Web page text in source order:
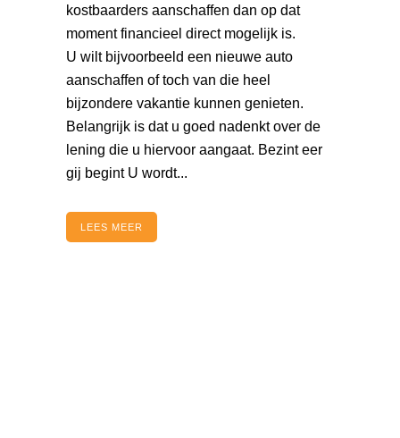
kostbaarders aanschaffen dan op dat
moment financieel direct mogelijk is.
U wilt bijvoorbeeld een nieuwe auto
aanschaffen of toch van die heel
bijzondere vakantie kunnen genieten.
Belangrijk is dat u goed nadenkt over de
lening die u hiervoor aangaat. Bezint eer
gij begint U wordt...
LEES MEER